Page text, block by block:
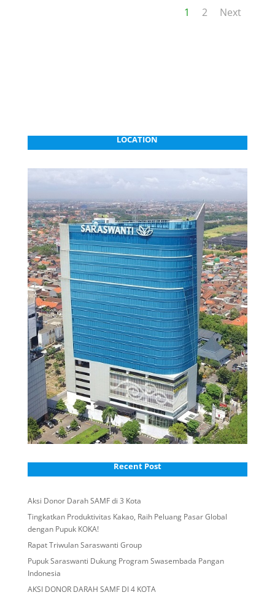
1 2 Next
LOCATION
Recent Post
Aksi Donor Darah SAMF di 3 Kota
Tingkatkan Produktivitas Kakao, Raih Peluang Pasar Global
dengan Pupuk KOKA!
Rapat Triwulan Saraswanti Group
Pupuk Saraswanti Dukung Program Swasembada Pangan
Indonesia
AKSI DONOR DARAH SAMF DI 4 KOTA